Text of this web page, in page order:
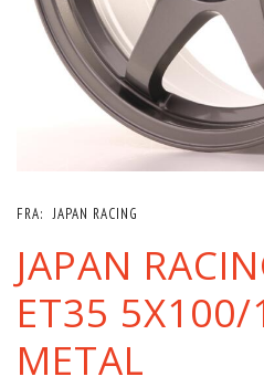
FRA: JAPAN RACING
JAPAN
ET35
METAL